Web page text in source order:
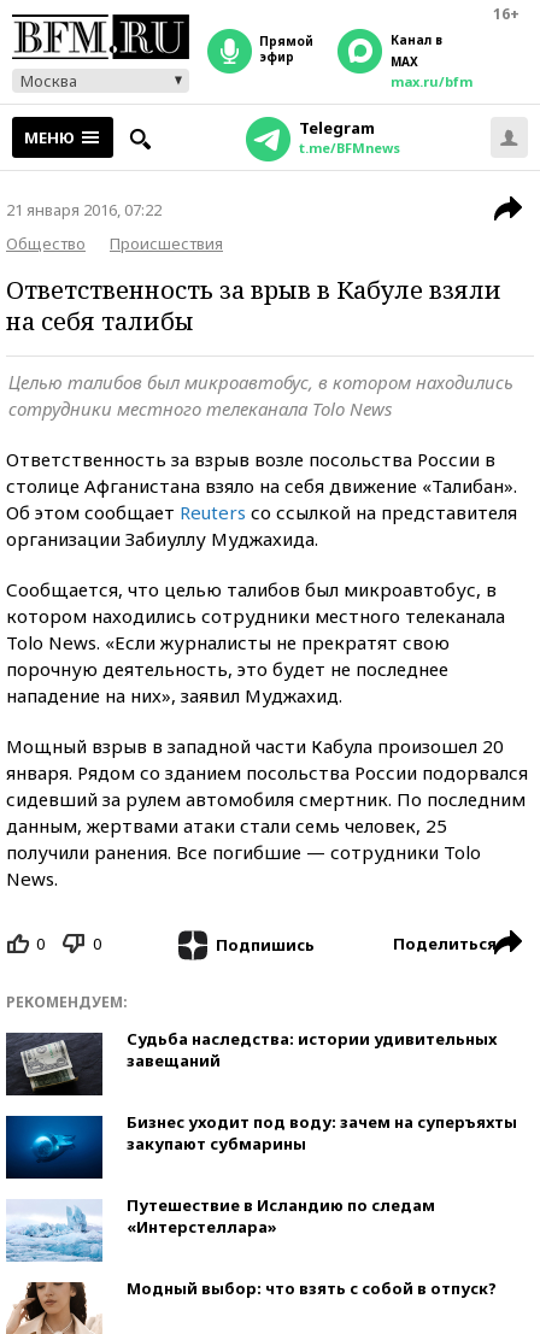
16+
Москва
прямой
эфир
Канал в
MAX
max.ru/bfm
МЕНЮ Telegram
t.me/BFMnews
21 января 2016, 07:22
Общество
Происшествия
Ответственность за врыв в Кабуле взяли
на себя талибы
Целью талибов был микроавтобус, в котором находились
сотрудники местного телеканала Tolo News
Ответственность за взрыв возле посольства России в
столице Афганистана взяло на себя движение «Талибан».
Об этом сообщает Reuters со ссылкой на представителя
организации Забиуллу Муджахида.
Сообщается, что целью талибов был микроавтобус, в
котором находились сотрудники местного телеканала
Tolo News. «Если журналисты не прекратят свою
порочную деятельность, это будет не последнее
нападение на них», заявил Муджахид.
Мощный взрыв в западной части Кабула произошел 20
января. Рядом со зданием посольства России подорвался
сидевший за рулем автомобиля смертник. По последним
данным, жертвами атаки стали семь человек, 25
получили ранения. Все погибшие — сотрудники Tolo
News.
0 0 Подпишись Поделиться
РЕКОМЕНДУЕМ:
Судьба наследства: истории удивительных
завещаний
Бизнес уходит под воду: зачем на суперъяхты
закупают субмарины
Путешествие в Исландию по следам
«Интерстеллара»
Модный выбор: что взять с собой в отпуск?